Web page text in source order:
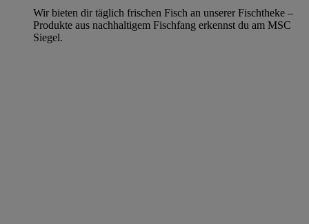
Wir bieten dir täglich frischen Fisch an unserer Fischtheke –
Produkte aus nachhaltigem Fischfang erkennst du am MSC
Siegel.